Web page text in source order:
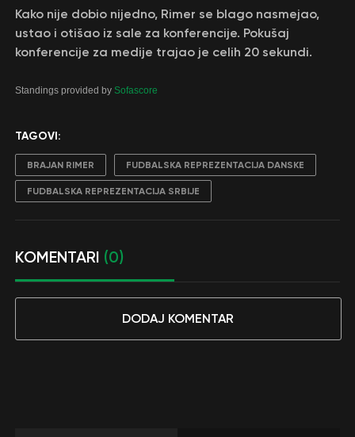
Kako nije dobio nijedno, Rimer se blago nasmejao,
ustao i otišao iz sale za konferencije. Pokušaj
konferencije za medije trajao je celih 20 sekundi.
Standings provided by Sofascore
TAGOVI:
BRAJAN RIMER FUDBALSKA REPREZENTACIJA DANSKE
FUDBALSKA REPREZENTACIJA SRBIJE
KOMENTARI (0)
DODAJ KOMENTAR